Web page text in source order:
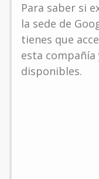
Para saber si
la sede de
tienes que
esta
disponibles.